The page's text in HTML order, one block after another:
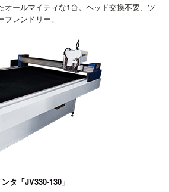
オールマイティな1台。ヘッド交換不要、ツ
レンドリー。
タ「JV330-130」